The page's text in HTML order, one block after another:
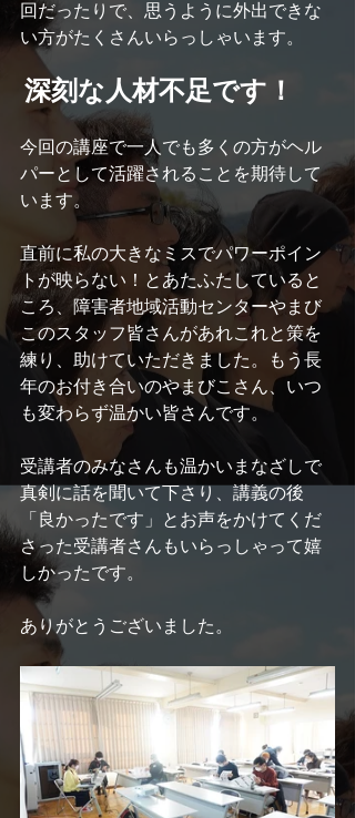
回だったりで、思うように外出できな
い方がたくさんいらっしゃいます。
深刻な人材不足です！
今回の講座で一人でも多くの方がヘル
パーとして活躍されることを期待して
います。
直前に私の大きなミスでパワーポイン
トが映らない！とあたふたしていると
ころ、障害者地域活動センターやまび
このスタッフ皆さんがあれこれと策を
練り、助けていただきました。もう長
年のお付き合いのやまびこさん、いつ
も変わらず温かい皆さんです。
受講者のみなさんも温かいまなざしで
真剣に話を聞いて下さり、講義の後
「良かったです」とお声をかけてくだ
さった受講者さんもいらっしゃって嬉
しかったです。
ありがとうございました。